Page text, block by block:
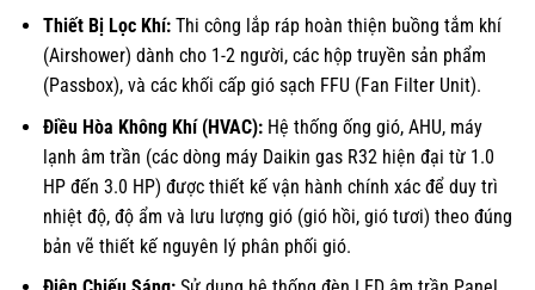
Thiết Bị Lọc Khí:Thi công lắp ráp hoàn thiện buồng tắm khí
(Airshower) dành cho 1-2 người, các hộp truyền sản phẩm
(Passbox), và các khối cấp gió sạch FFU (Fan Filter Unit).
Điều Hòa Không Khí (HVAC):Hệ thống ống gió, AHU, máy
lạnh âm trần (các dòng máy Daikin gas R32 hiện đại từ 1.0
HP đến 3.0 HP) được thiết kế vận hành chính xác để duy trì
nhiệt độ, độ ẩm và lưu lượng gió (gió hồi, gió tươi) theo đúng
bản vẽ thiết kế nguyên lý phân phối gió.